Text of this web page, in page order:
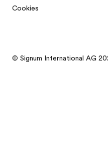
Cookies
© Signum International AG